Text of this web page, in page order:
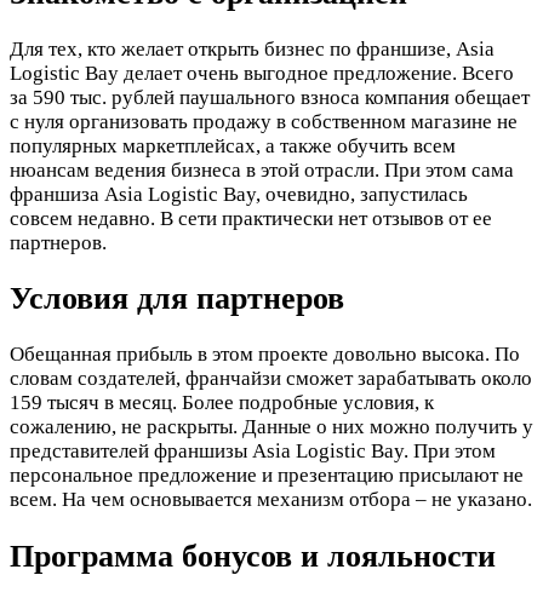
Для тех, кто желает открыть бизнес по франшизе, Asia
Logistic Bay делает очень выгодное предложение. Всего
за 590 тыс. рублей паушального взноса компания обещает
с нуля организовать продажу в собственном магазине не
популярных маркетплейсах, а также обучить всем
нюансам ведения бизнеса в этой отрасли. При этом сама
франшиза Asia Logistic Bay, очевидно, запустилась
совсем недавно. В сети практически нет отзывов от ее
партнеров.
Условия для партнеров
Обещанная прибыль в этом проекте довольно высока. По
словам создателей, франчайзи сможет зарабатывать около
159 тысяч в месяц. Более подробные условия, к
сожалению, не раскрыты. Данные о них можно получить у
представителей франшизы Asia Logistic Bay. При этом
персональное предложение и презентацию присылают не
всем. На чем основывается механизм отбора – не указано.
Программа бонусов и лояльности